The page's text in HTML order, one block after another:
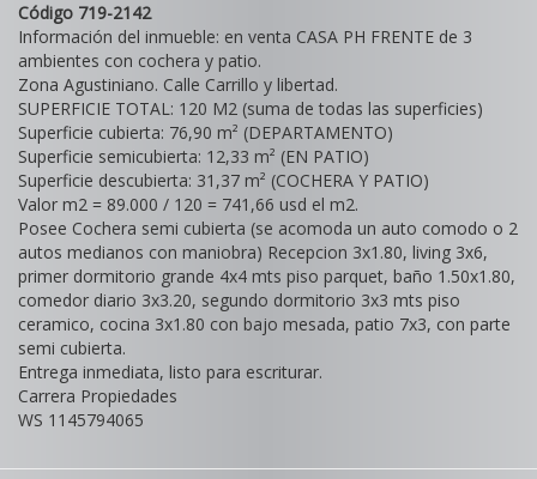
Código 719-2142
Información del inmueble: en venta CASA PH FRENTE de 3
ambientes con cochera y patio.
Zona Agustiniano. Calle Carrillo y libertad.
SUPERFICIE TOTAL: 120 M2 (suma de todas las superficies)
Superficie cubierta: 76,90 m² (DEPARTAMENTO)
Superficie semicubierta: 12,33 m² (EN PATIO)
Superficie descubierta: 31,37 m² (COCHERA Y PATIO)
Valor m2 = 89.000 / 120 = 741,66 usd el m2.
Posee Cochera semi cubierta (se acomoda un auto comodo o 2
autos medianos con maniobra) Recepcion 3x1.80, living 3x6,
primer dormitorio grande 4x4 mts piso parquet, baño 1.50x1.80,
comedor diario 3x3.20, segundo dormitorio 3x3 mts piso
ceramico, cocina 3x1.80 con bajo mesada, patio 7x3, con parte
semi cubierta.
Entrega inmediata, listo para escriturar.
Carrera Propiedades
WS 1145794065